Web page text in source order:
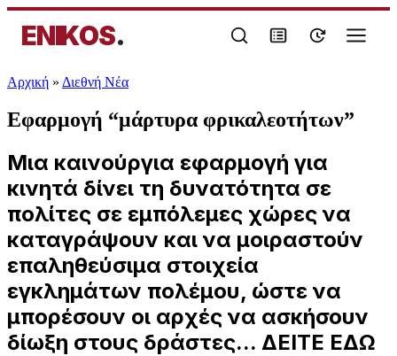
ENIKOS.
Αρχική » Διεθνή Νέα
Εφαρμογή “μάρτυρα φρικαλεοτήτων”
Μια καινούργια εφαρμογή για
κινητά δίνει τη δυνατότητα σε
πολίτες σε εμπόλεμες χώρες να
καταγράψουν και να μοιραστούν
επαληθεύσιμα στοιχεία
εγκλημάτων πολέμου, ώστε να
μπορέσουν οι αρχές να ασκήσουν
δίωξη στους δράστες... ΔΕΙΤΕ ΕΔΩ